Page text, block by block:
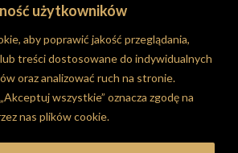
użytkowników
aby poprawić jakość przeglądania,
treści dostosowane do indywidualnych
oraz analizować ruch na stronie.
wszystkie” oznacza zgodę na
nas plików cookie.
Wyślij
przetwarzanie moich danych
osobowych i w celach i zakresie
usługi Newsletter opisanej w